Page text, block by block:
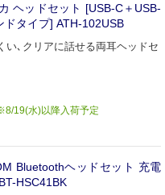
ヘッドセット [USB-C＋USB-
ドタイプ] ATH-102USB
い､クリアに話せる両耳ヘッドセ
19(水)以降入荷予定
Bluetoothヘッドセット 充電
HSC41BK